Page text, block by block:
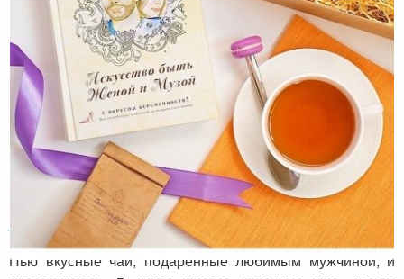
Отзыв о книге «Искусство быть женой и
музой» от Ирины Малаховой из Алматы
Пью вкусные чаи, подаренные любимым мужчиной, и